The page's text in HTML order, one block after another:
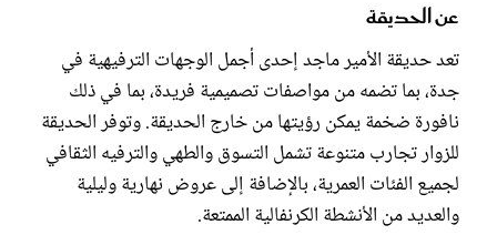
عن الحديقة
تعد حديقة الأمير ماجد إحدى أجمل الوجهات الترفيهية في
جدة، بما تضمه من مواصفات تصميمية فريدة، بما في ذلك
نافورة ضخمة يمكن رؤيتها من خارج الحديقة. وتوفر الحديقة
للزوار تجارب متنوعة تشمل التسوق والطهي والترفيه الثقافي
لجميع الفئات العمرية، بالإضافة إلى عروض نهارية وليلية
والعديد من الأنشطة الكرنفالية الممتعة.